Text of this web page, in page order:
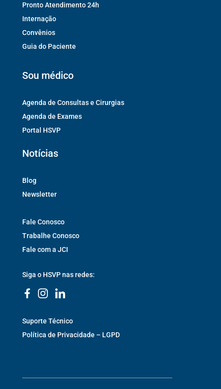
Pronto Atendimento 24h
Internação
Convênios
Guia do Paciente
Sou médico
Agenda de Consultas e Cirurgias
Agenda de Exames
Portal HSVP
Notícias
Blog
Newsletter
Fale Conosco
Trabalhe Conosco
Fale com a JCI
Siga o HSVP nas redes:
Suporte Técnico
Política de Privacidade – LGPD